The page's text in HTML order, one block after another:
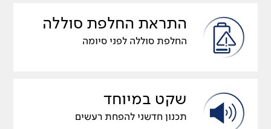
התראת החלפת סוללה
החלפת סוללה לפני סיומה
שקט במיוחד
תכנון חדשני להפחת רעשים